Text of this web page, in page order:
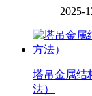
2025-
塔吊金属结
法）